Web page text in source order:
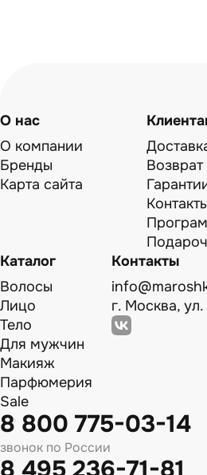
О нас
О компании
Бренды
Карта сайта
Возврат
Каталог
Волосы
Лицо
Тело
Для мужчин
Макияж
Парфюмерия
Sale
Контакты
г. Москва,
8 800 775-03-14
звонок по России